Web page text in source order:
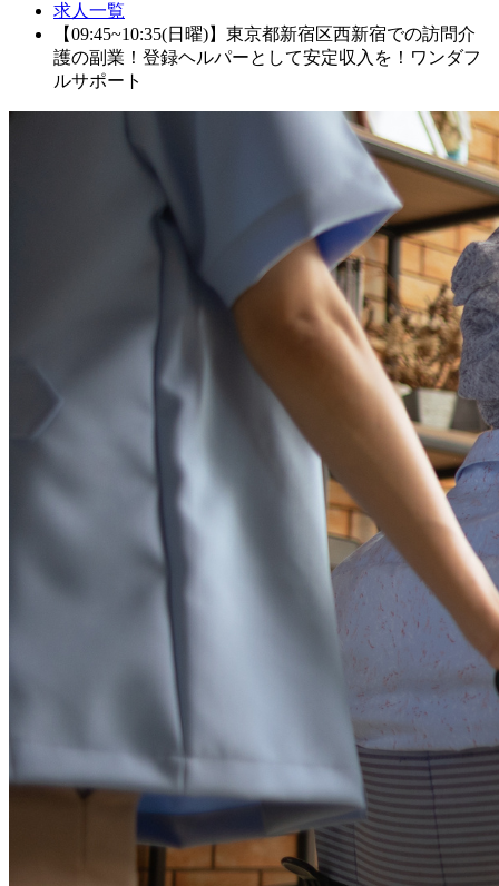
求人一覧
【09:45~10:35(日曜)】東京都新宿区西新宿での訪問介
護の副業！登録ヘルパーとして安定収入を！ワンダフ
ルサポート